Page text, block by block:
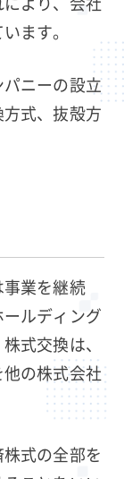
ます。
ニーの設立
式、抜殻方
業を継続
ルディング
式交換は、
の株式会社
式の全部を